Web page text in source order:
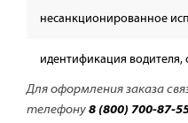
несанкционированное
идентификация водителя,
Для оформления заказа
телефону 8 (800) 700-87-